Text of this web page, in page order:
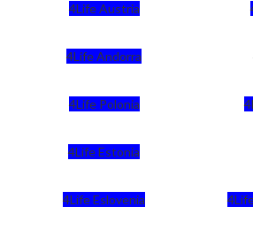
4Life Austria
4Life Andorra
4Life Polonia
4Life Estonia
4Life Eslovenia